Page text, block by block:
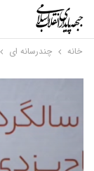
خانه چندرسانه ای